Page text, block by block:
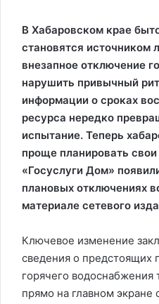
В Хабаровском крае
становятся источником
внезапное отключение
нарушить привычный
информации о сроках
ресурса нередко
испытание. Теперь
проще планировать
«Госуслуги Дом»
плановых отключениях
материале сетевого
Ключевое изменение
сведения о предстоящих
горячего водоснабжения
прямо на главном экране